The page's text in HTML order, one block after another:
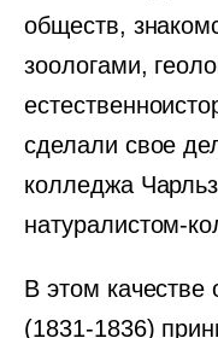
обществ,
зоологами,
сделали свое
колледжа
натуралистом-
В этом качестве
(1831-1836)